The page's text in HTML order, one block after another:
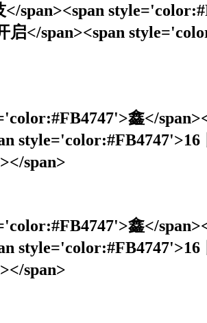
span><span
启</span><span
鑫</
style='color:#FB4747'>16
span>
鑫</
style='color:#FB4747'>16
span>